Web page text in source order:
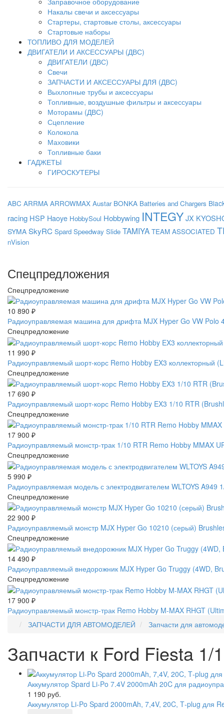
Накалы свечи и аксессуары
Стартеры, стартовые столы, аксессуары
Стартовые наборы
ТОПЛИВО ДЛЯ МОДЕЛЕЙ
ДВИГАТЕЛИ И АКСЕССУАРЫ (ДВС)
ДВИГАТЕЛИ (ДВС)
Свечи
ЗАПЧАСТИ И АКСЕССУАРЫ ДЛЯ (ДВС)
Выхлопные трубы и аксессуары
Топливные, воздушные фильтры и аксессуары
Моторамы (ДВС)
Сцепление
Колокола
Маховики
Топливные баки
ГАДЖЕТЫ
ГИРОСКУТЕРЫ
ABC ARRMA ARROWMAX Austar BONKA Batteries and Chargers
racing HSP Haoye HobbySoul Hobbywing INTEGYJX
SYMA SkyRC Spard Speedway Slide TAMIYA TEAM ASSOCIATED
nVision
Спецпредложения
Спецпредложение
10 890 ₽
Радиоуправляемая машина для дрифта MJX Hyper Go VW Polo
Спецпредложение
11 990 ₽
Радиоуправляемый шорт-корс Remo Hobby EX3 коллекторный
Спецпредложение
17 690 ₽
Радиоуправляемый шорт-корс Remo Hobby EX3 1/10 RTR
Спецпредложение
17 900 ₽
Радиоуправляемый монстр-трак 1/10 RTR Remo Hobby MMAX
Спецпредложение
5 990 ₽
Радиоуправляемая модель с электродвигателем WLTOYS A949
Спецпредложение
22 900 ₽
Радиоуправляемый монстр MJX Hyper Go 10210 (серый)
Спецпредложение
14 490 ₽
Радиоуправляемый внедорожник MJX Hyper Go Truggy (4WD,
Спецпредложение
17 900 ₽
Радиоуправляемый монстр-трак Remo Hobby M-MAX RHGT
ЗАПЧАСТИ ДЛЯ АВТОМОДЕЛЕЙ
Запчасти для
Запчасти к Ford Fiesta 1/
Аккумулятор Spard Li-Po 7.4V 2000mAh 20C для
1 190 руб.
Аккумулятор Li-Po Spard 2000mAh, 7,4V, 20C, T‐plug для